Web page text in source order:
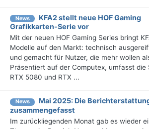
News
KFA2 stellt neue HOF Gaming
Grafikkarten-Serie vor
Mit der neuen HOF Gaming Series bringt
Modelle auf den Markt: technisch
und gemacht für Nutzer, die mehr wollen
Präsentiert auf der Computex, umfasst die
RTX 5080 und RTX ...
News
Mai 2025: Die
zusammengefasst
Im zurückliegenden Monat gab es wieder